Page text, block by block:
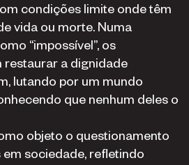
condições limite onde têm
vida ou morte. Numa
“impossível”, os
restaurar a dignidade
lutando por um mundo
que nenhum deles o
objeto o questionamento
sociedade, refletindo